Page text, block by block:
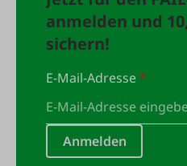
anmelden und
sichern!
E-Mail-Adresse*
Anmelden